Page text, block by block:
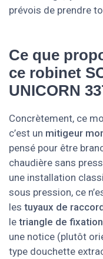
prévois de prendre
Ce que
ce robinet
UNICORN
Concrètement, ce
c’est un mitigeur
pensé pour être
chaudière sans
une installation
sous pression, ce
les tuyaux de
le triangle de fixation
une notice (plutôt
type douchette